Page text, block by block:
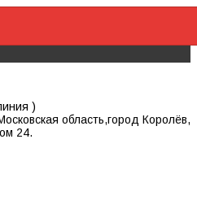
)
область,город Королёв,
24.